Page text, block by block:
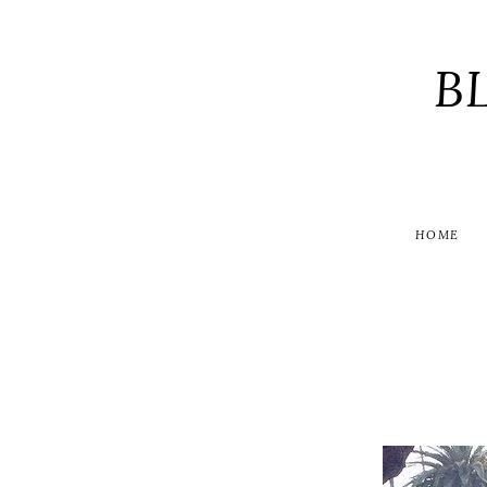
HOME